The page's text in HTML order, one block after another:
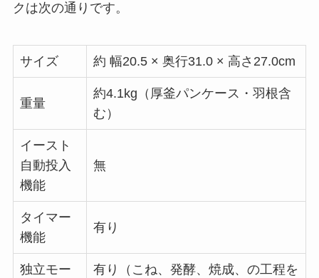
ク は次の通りです。
サイズ 約 幅20.5 × 奥行31.0 × 高さ27.0cm
重量
約4.1kg（厚釜パンケース・羽根含
む）
イースト
自動投入
機能
無
タイマー
機能
有り
独立モー
有り（こね、発酵、焼成、の工程を